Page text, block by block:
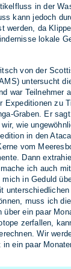
in der
kann je­doch
wer­den, da
lo­ka­le
von der
un­ter­sucht
war Teil­neh­mer
Ex­pe­di­tio­nen zu
Gra­ben. Er
wir, wie
in den
vom
Dann
ich auch
mich in Ge­duld
muss ich
über ein paar
zer­fal­len,
Wir
ein paar